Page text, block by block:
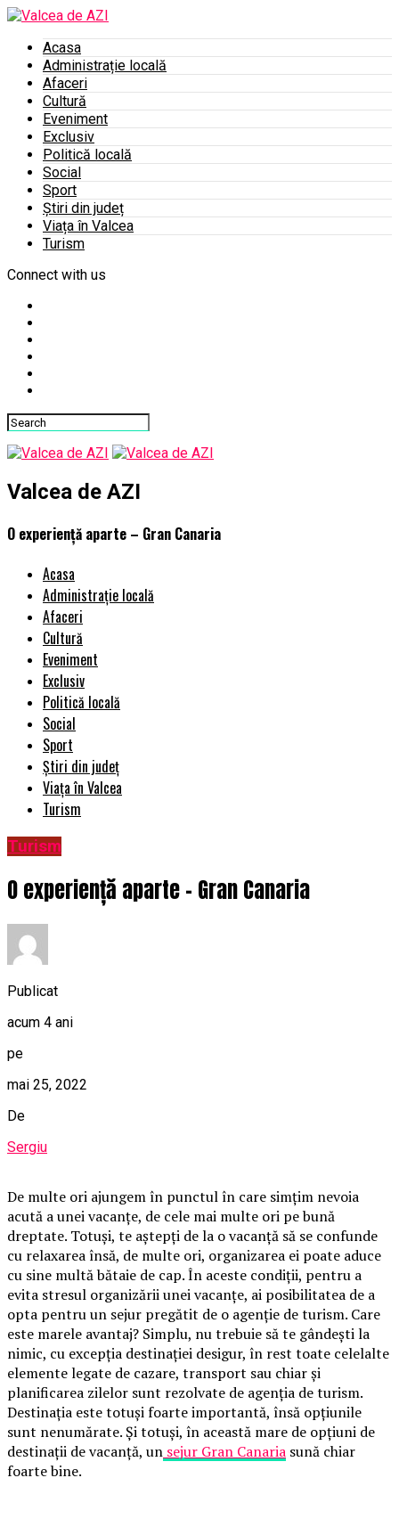
Acasa
Administrație locală
Afaceri
Cultură
Eveniment
Exclusiv
Politică locală
Social
Sport
Știri din județ
Viața în Valcea
Turism
Connect with us
Valcea de AZI
O experiență aparte – Gran Canaria
Acasa
Administrație locală
Afaceri
Cultură
Eveniment
Exclusiv
Politică locală
Social
Sport
Știri din județ
Viața în Valcea
Turism
Turism
O experiență aparte – Gran Canaria
Publicat
acum 4 ani
pe
mai 25, 2022
De
Sergiu
De multe ori ajungem în punctul în care simțim nevoia
acută a unei vacanțe, de cele mai multe ori pe bună
dreptate. Totuși, te aștepți de la o vacanță să se confunde
cu relaxarea însă, de multe ori, organizarea ei poate aduce
cu sine multă bătaie de cap. În aceste condiții, pentru a
evita stresul organizării unei vacanțe, ai posibilitatea de a
opta pentru un sejur pregătit de o agenție de turism. Care
este marele avantaj? Simplu, nu trebuie să te gândești la
nimic, cu excepția destinației desigur, în rest toate celelalte
elemente legate de cazare, transport sau chiar și
planificarea zilelor sunt rezolvate de agenția de turism.
Destinația este totuși foarte importantă, însă opțiunile
sunt nenumărate. Și totuși, în această mare de opțiuni de
destinații de vacanță, un sejur Gran Canaria sună chiar
foarte bine.